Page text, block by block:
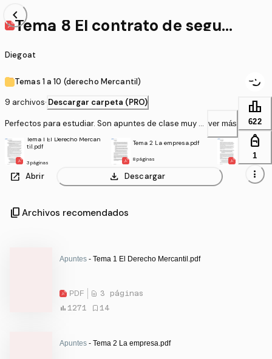
chevron_left
Tema 8 El contrato de segur
o.pdf
Diegoat
Temas 1 a 10 (derecho Mercantil)
9 archivos· Descargar carpeta (PRO)
Perfectos para estudiar. Son apuntes de clase muy c
ompletos
ver más
Tema 1 El Derecho Mercan
til.pdf
3 páginas
Tema 2 La empresa.pdf
8 páginas
Tema 3 El
11 páginas
open_in_new Abrir download Descargar
leaderboard
622
personal_bag
1
more_vert
content_copy Archivos recomendados
Apuntes - Tema 1 El Derecho Mercantil.pdf
PDF
3 páginas
1271
14
Apuntes - Tema 2 La empresa.pdf